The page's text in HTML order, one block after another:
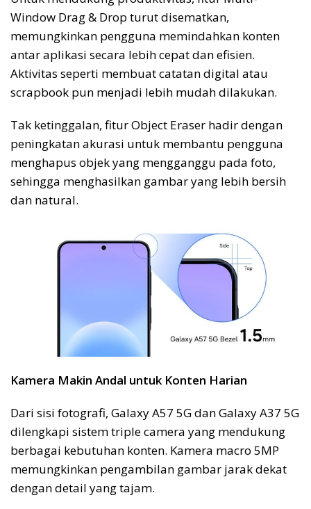
Window Drag & Drop turut disematkan,
memungkinkan pengguna memindahkan konten
antar aplikasi secara lebih cepat dan efisien.
Aktivitas seperti membuat catatan digital atau
scrapbook pun menjadi lebih mudah dilakukan.
Tak ketinggalan, fitur Object Eraser hadir dengan
peningkatan akurasi untuk membantu pengguna
menghapus objek yang mengganggu pada foto,
sehingga menghasilkan gambar yang lebih bersih
dan natural.
Kamera Makin Andal untuk Konten Harian
Dari sisi fotografi, Galaxy A57 5G dan Galaxy A37 5G
dilengkapi sistem triple camera yang mendukung
berbagai kebutuhan konten. Kamera macro 5MP
memungkinkan pengambilan gambar jarak dekat
dengan detail yang tajam.